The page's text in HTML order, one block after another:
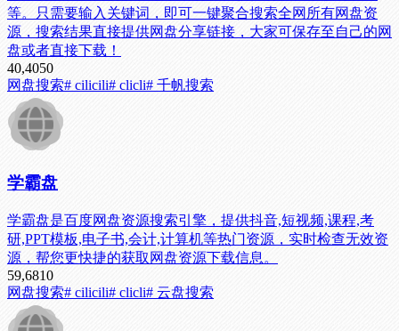
等。只需要输入关键词，即可一键聚合搜索全网所有网盘资
源，搜索结果直接提供网盘分享链接，大家可保存至自己的网
盘或者直接下载！
40,4050
网盘搜索# cilicili# clicli# 千帆搜索
学霸盘
学霸盘是百度网盘资源搜索引擎，提供抖音,短视频,课程,考
研,PPT模板,电子书,会计,计算机等热门资源，实时检查无效资
源，帮您更快捷的获取网盘资源下载信息。
59,6810
网盘搜索# cilicili# clicli# 云盘搜索